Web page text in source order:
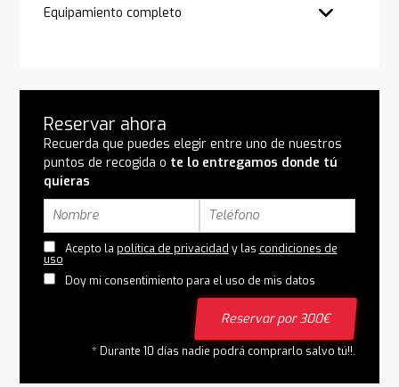
Equipamiento completo
Reservar ahora
Recuerda que puedes elegir entre uno de nuestros
puntos de recogida o te lo entregamos donde tú
quieras
Acepto la política de privacidad y las condiciones de
uso
Doy mi consentimiento para el uso de mis datos
Reservar por 300€
* Durante 10 días nadie podrá comprarlo salvo tú!!.